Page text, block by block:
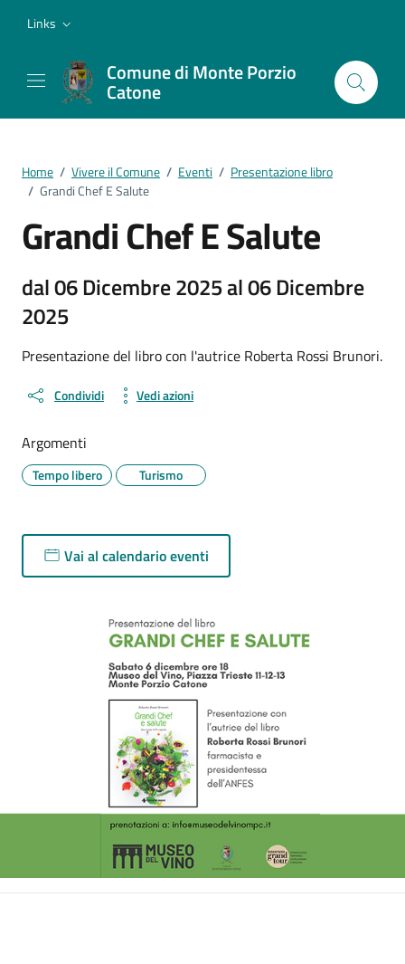
Links
Comune di Monte Porzio
Catone
Home / Vivere il Comune / Eventi / Presentazione libro
/ Grandi Chef E Salute
Grandi Chef E Salute
dal 06 Dicembre 2025 al 06 Dicembre
2025
Presentazione del libro con l'autrice Roberta Rossi Brunori.
Condividi Vedi azioni
Argomenti
Tempo libero Turismo
Vai al calendario eventi